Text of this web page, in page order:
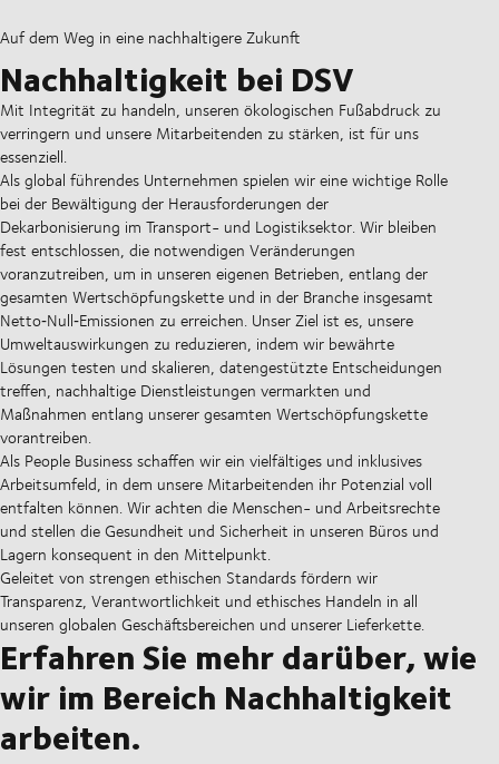
Auf dem Weg in eine nachhaltigere Zukunft
Nachhaltigkeit bei DSV
Mit Integrität zu handeln, unseren ökologischen Fußabdruck zu
verringern und unsere Mitarbeitenden zu stärken, ist für uns
essenziell.
Als global führendes Unternehmen spielen wir eine wichtige Rolle
bei der Bewältigung der Herausforderungen der
Dekarbonisierung im Transport- und Logistiksektor. Wir bleiben
fest entschlossen, die notwendigen Veränderungen
voranzutreiben, um in unseren eigenen Betrieben, entlang der
gesamten Wertschöpfungskette und in der Branche insgesamt
Netto‑Null‑Emissionen zu erreichen. Unser Ziel ist es, unsere
Umweltauswirkungen zu reduzieren, indem wir bewährte
Lösungen testen und skalieren, datengestützte Entscheidungen
treffen, nachhaltige Dienstleistungen vermarkten und
Maßnahmen entlang unserer gesamten Wertschöpfungskette
vorantreiben.
Als People Business schaffen wir ein vielfältiges und inklusives
Arbeitsumfeld, in dem unsere Mitarbeitenden ihr Potenzial voll
entfalten können. Wir achten die Menschen- und Arbeitsrechte
und stellen die Gesundheit und Sicherheit in unseren Büros und
Lagern konsequent in den Mittelpunkt.
Geleitet von strengen ethischen Standards fördern wir
Transparenz, Verantwortlichkeit und ethisches Handeln in all
unseren globalen Geschäftsbereichen und unserer Lieferkette.
Erfahren Sie mehr darüber, wie
wir im Bereich Nachhaltigkeit
arbeiten.